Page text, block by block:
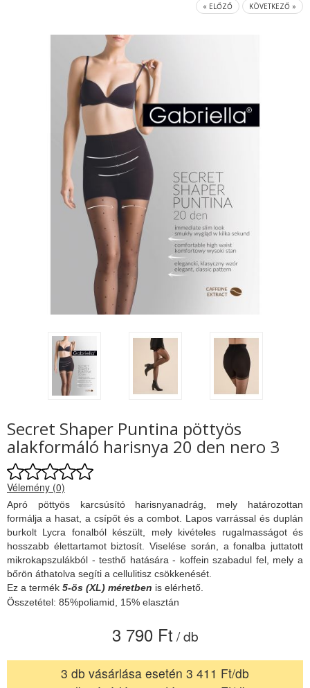
« ELŐZŐ KÖVETKEZŐ »
Secret Shaper Puntina pöttyös
alakformáló harisnya 20 den nero 3
Vélemény (0)
Apró pöttyös karcsúsító harisnyanadrág, mely határozottan
formálja a hasat, a csípőt és a combot. Lapos varrással és duplán
burkolt Lycra fonalból készült, mely kivételes rugalmasságot és
hosszabb élettartamot biztosít. Viselése során, a fonalba juttatott
mikrokapszulákból - testhő hatására - koffein szabadul fel, mely a
bőrön áthatolva segíti a cellulitisz csökkenését.
Ez a termék 5-ös (XL) méretben is elérhető.
Összetétel: 85%poliamid, 15% elasztán
3 790 Ft / db
3 db vásárlása esetén 3 411 Ft/db